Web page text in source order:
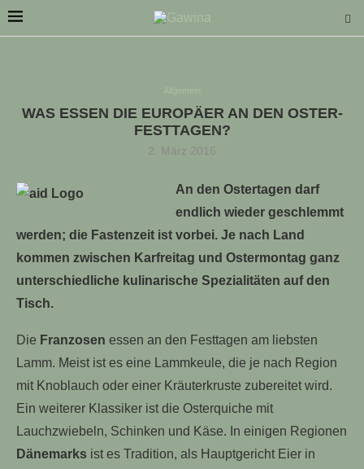
WAS ESSEN DIE EUROPÄER AN DEN OSTER-
FESTTAGEN?
2. März 2016
An den Ostertagen darf
endlich wieder geschlemmt
werden; die Fastenzeit ist vorbei. Je nach Land
kommen zwischen Karfreitag und Ostermontag ganz
unterschiedliche kulinarische Spezialitäten auf den
Tisch.
Die Franzosen essen an den Festtagen am liebsten
Lamm. Meist ist es eine Lammkeule, die je nach Region
mit Knoblauch oder einer Kräuterkruste zubereitet wird.
Ein weiterer Klassiker ist die Osterquiche mit
Lauchzwiebeln, Schinken und Käse. In einigen Regionen
Dänemarks ist es Tradition, als Hauptgericht Eier in